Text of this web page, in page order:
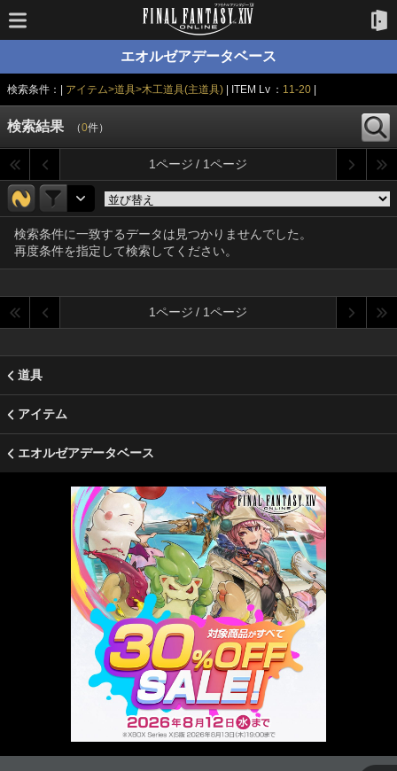
エオルゼアデータベース
検索条件：| アイテム>道具>木工道具(主道具) | ITEM Lv ： 11-20
検索結果 （0件）
1ページ / 1ページ
検索条件に一致するデータは見つかりませんでした。
再度条件を指定して検索してください。
1ページ / 1ページ
道具
アイテム
エオルゼアデータベース